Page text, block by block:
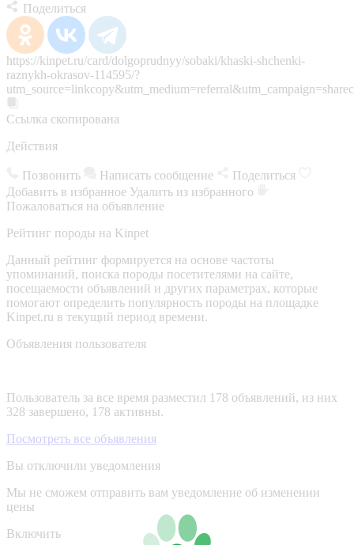
Поделиться
https://kinpet.ru/card/dolgoprudnyy/sobaki/khaski-shchenki-
raznykh-okrasov-114595/?
Ссылка скопирована
Действия
Позвонить Написать сообщение
Поделиться
Добавить в избранное Удалить из избранного
Пожаловаться на объявление
Рейтинг породы на Kinpet
Данный рейтинг формируется на основе частоты
упоминаний, поиска породы посетителями на сайте,
посещаемости объявлений и других параметрах, которые
помогают определить популярность породы на площадке
Kinpet.ru в текущий период времени.
Объявления пользователя
Пользователь за все время разместил 178 объявлений, из них
328 завершено, 178 активны.
Посмотреть все объявления
Вы отключили уведомления
Мы не сможем отправить вам уведомление об изменении
цены
Включить